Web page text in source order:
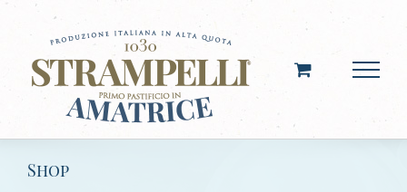
Salta
contenuto
Shop